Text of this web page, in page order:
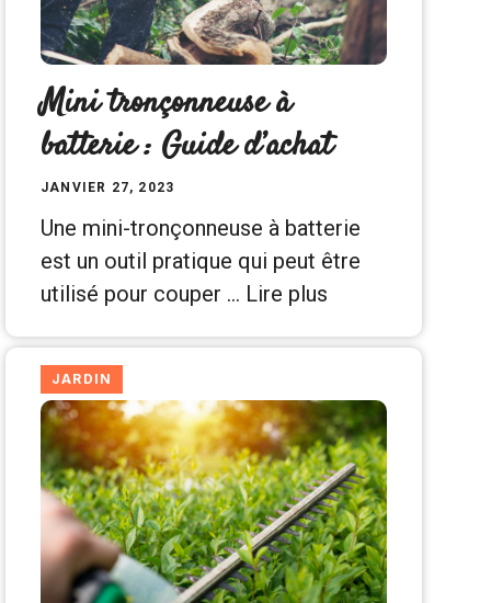
Mini tronçonneuse à
batterie : Guide d’achat
JANVIER 27, 2023
Une mini-tronçonneuse à batterie
est un outil pratique qui peut être
utilisé pour couper … Lire plus
JARDIN